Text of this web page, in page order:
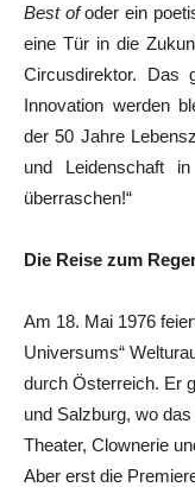
Best ofoder ein
eine Tür in die
Circusdirektor. Das
Innovation werden
der 50 Jahre
und Leidenschaft
überraschen!“
Die Reise zum
Am 18. Mai 1976
Universums“
durch Österreich. Er
und Salzburg, wo
Theater, Clownerie
Aber erst die